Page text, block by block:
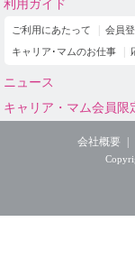
利用ガイド
ご利用にあたって 会員
キャリア･マムのお仕事
ニュース
キャリア・マム会員限
会社概要